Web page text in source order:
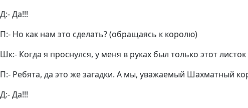
Д:- Да!!!
П:- Но как нам это сделать? (обращаясь к королю)
Шк:- Когда я проснулся, у меня в руках был только этот
П:- Ребята, да это же загадки. А мы, уважаемый Шахматный
Д:- Да!!!